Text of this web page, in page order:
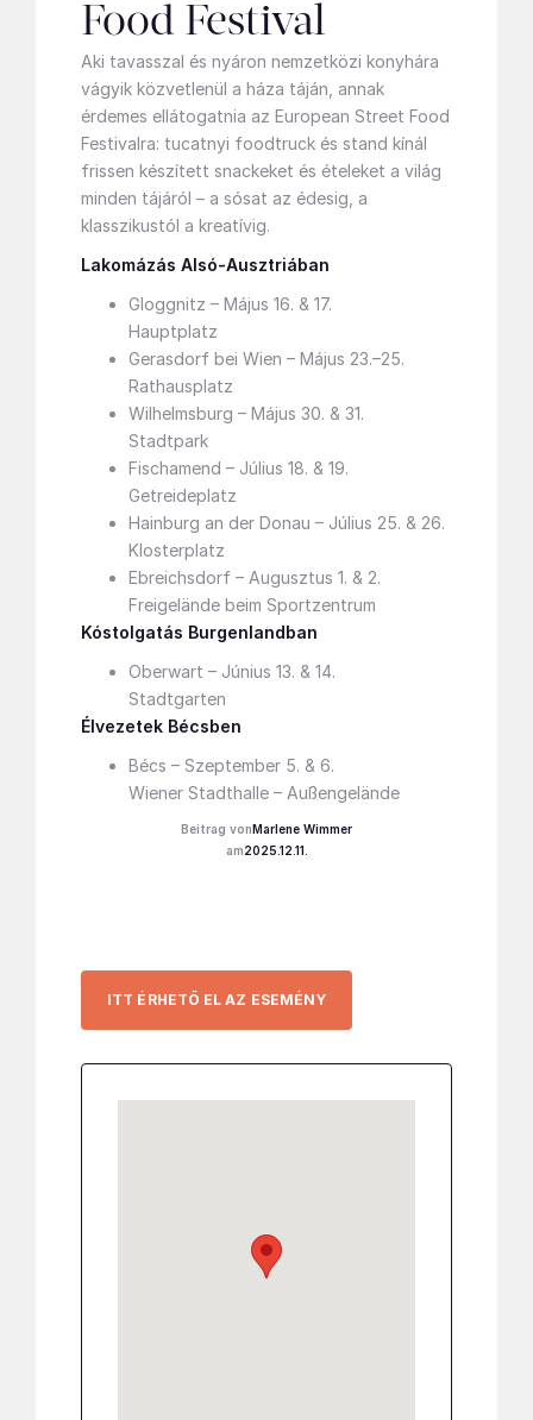
Food Festival
Aki tavasszal és nyáron nemzetközi konyhára
vágyik közvetlenül a háza táján, annak
érdemes ellátogatnia az European Street Food
Festivalra: tucatnyi foodtruck és stand kínál
frissen készített snackeket és ételeket a világ
minden tájáról – a sósat az édesig, a
klasszikustól a kreatívig.
Lakomázás Alsó-Ausztriában
Gloggnitz – Május 16. & 17.
Hauptplatz
Gerasdorf bei Wien – Május 23.–25.
Rathausplatz
Wilhelmsburg – Május 30. & 31.
Stadtpark
Fischamend – Július 18. & 19.
Getreideplatz
Hainburg an der Donau – Július 25. & 26.
Klosterplatz
Ebreichsdorf – Augusztus 1. & 2.
Freigelände beim Sportzentrum
Kóstolgatás Burgenlandban
Oberwart – Június 13. & 14.
Stadtgarten
Élvezetek Bécsben
Bécs – Szeptember 5. & 6.
Wiener Stadthalle – Außengelände
Marlene Wimmer
2025.12.11.
ITT ÉRHETŐ EL AZ ESEMÉNY